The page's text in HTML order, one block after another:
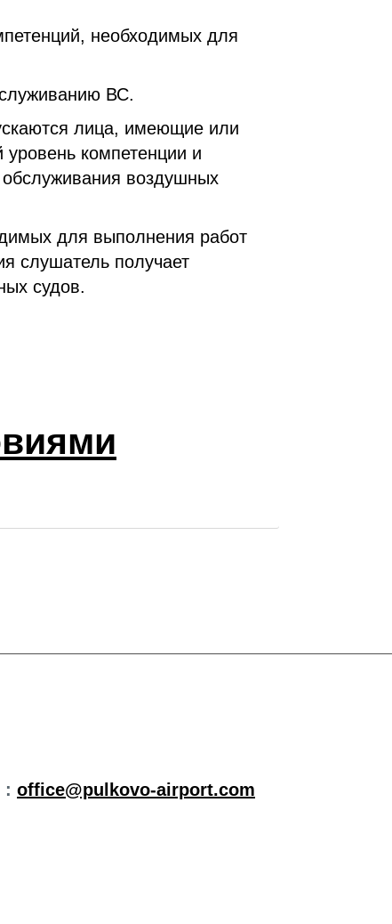
необходимых для
ВС.
лица, имеющие или
компетенции и
воздушных
для выполнения работ
слушатель получает
судов.
: office@pulkovo-airport.com